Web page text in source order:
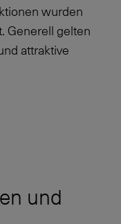
wurden
Generell gelten
attraktive
und